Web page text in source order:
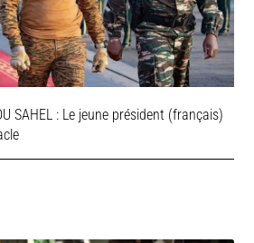
SAHEL : Le jeune président (français)